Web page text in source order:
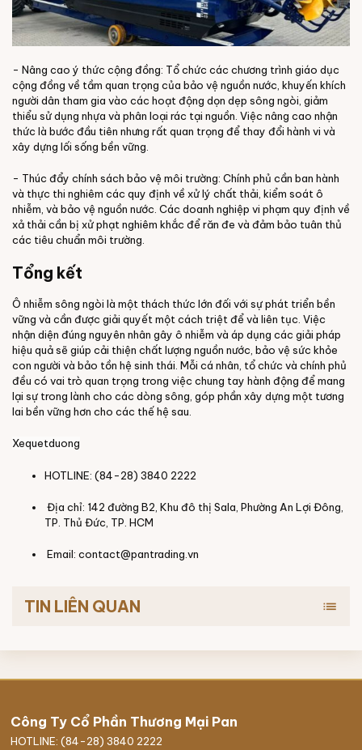
- Nâng cao ý thức cộng đồng: Tổ chức các chương trình giáo dục
cộng đồng về tầm quan trọng của bảo vệ nguồn nước, khuyến khích
người dân tham gia vào các hoạt động dọn dẹp sông ngòi, giảm
thiểu sử dụng nhựa và phân loại rác tại nguồn. Việc nâng cao nhận
thức là bước đầu tiên nhưng rất quan trọng để thay đổi hành vi và
xây dựng lối sống bền vững.
- Thúc đẩy chính sách bảo vệ môi trường: Chính phủ cần ban hành
và thực thi nghiêm các quy định về xử lý chất thải, kiểm soát ô
nhiễm, và bảo vệ nguồn nước. Các doanh nghiệp vi phạm quy định về
xả thải cần bị xử phạt nghiêm khắc để răn đe và đảm bảo tuân thủ
các tiêu chuẩn môi trường.
Tổng kết
Ô nhiễm sông ngòi là một thách thức lớn đối với sự phát triển bền
vững và cần được giải quyết một cách triệt để và liên tục. Việc
nhận diện đúng nguyên nhân gây ô nhiễm và áp dụng các giải pháp
hiệu quả sẽ giúp cải thiện chất lượng nguồn nước, bảo vệ sức khỏe
con người và bảo tồn hệ sinh thái. Mỗi cá nhân, tổ chức và chính phủ
đều có vai trò quan trọng trong việc chung tay hành động để mang
lại sự trong lành cho các dòng sông, góp phần xây dựng một tương
lai bền vững hơn cho các thế hệ sau.
Xequetduong
HOTLINE: (84-28) 3840 2222
Địa chỉ: 142 đường B2, Khu đô thị Sala, Phường An Lợi Đông,
TP. Thủ Đức, TP. HCM
Email: contact@pantrading.vn
TIN LIÊN QUAN list
Công Ty Cổ Phần Thương Mại Pan
HOTLINE: (84-28) 3840 2222